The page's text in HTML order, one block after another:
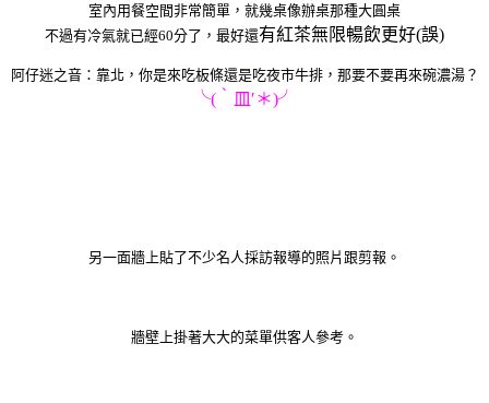
室內用餐空間非常簡單，就幾桌像辦桌那種大圓桌
不過有冷氣就已經60分了，最好還有紅茶無限暢飲更好(誤)
阿仔迷之音：靠北，你是來吃板條還是吃夜市牛排，那要不要再來碗濃湯？
╰(‵皿′＊)╯
另一面牆上貼了不少名人採訪報導的照片跟剪報。
牆壁上掛著大大的菜單供客人參考。